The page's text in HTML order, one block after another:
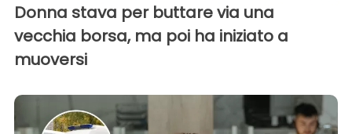
Donna stava per buttare via una
vecchia borsa, ma poi ha iniziato a
muoversi